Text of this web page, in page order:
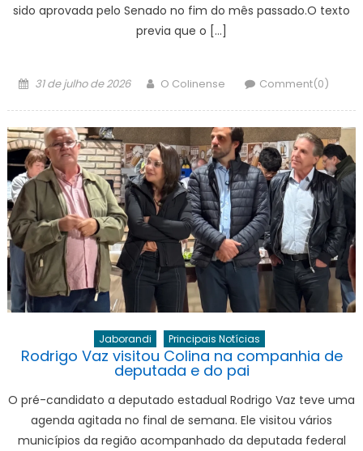
sido aprovada pelo Senado no fim do mês passado.O texto
previa que o […]
Posted
31 de julho de 2026 Author
O Colinense Comment(0)
Jaborandi Principais Notícias
Rodrigo Vaz visitou Colina na companhia de
deputada e do pai
O pré-candidato a deputado estadual Rodrigo Vaz teve uma
agenda agitada no final de semana. Ele visitou vários
municípios da região acompanhado da deputada federal